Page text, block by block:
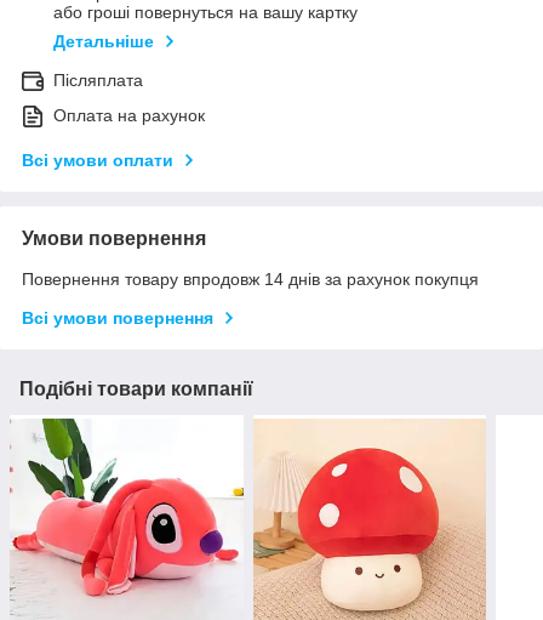
або гроші повернуться на вашу картку
Детальніше
Післяплата
Оплата на рахунок
Всі умови оплати
Умови повернення
Повернення товару впродовж 14 днів за рахунок покупця
Всі умови повернення
Подібні товари компанії